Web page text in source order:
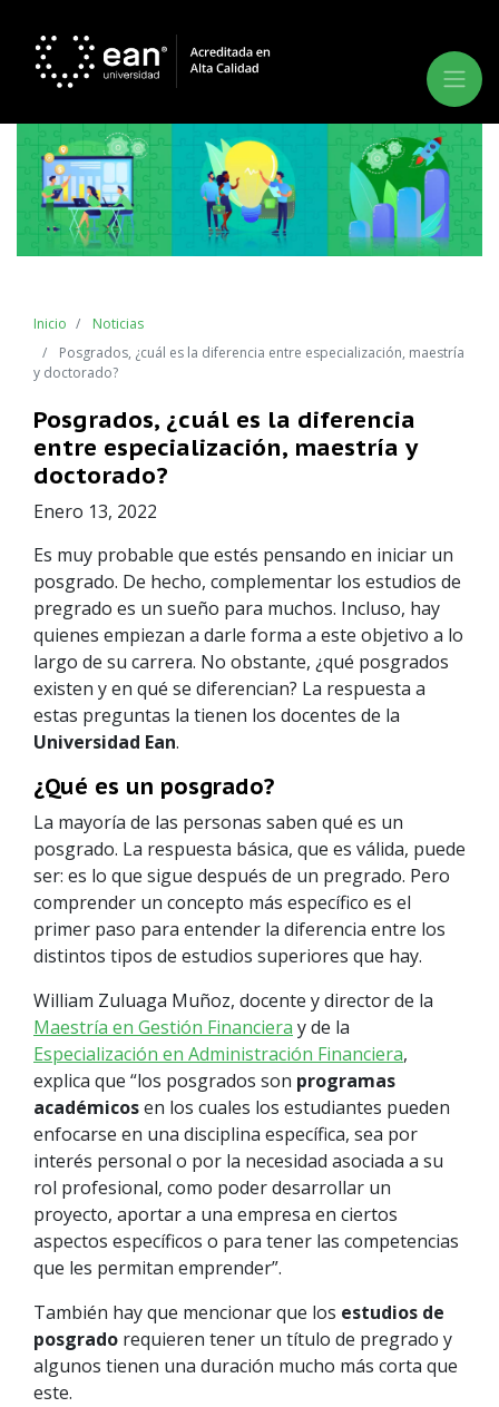
Inicio
Noticias
Posgrados, ¿cuál es la diferencia entre especialización, maestría
y doctorado?
Posgrados, ¿cuál es la diferencia
entre especialización, maestría y
doctorado?
Enero 13, 2022
Es muy probable que estés pensando en iniciar un
posgrado. De hecho, complementar los estudios de
pregrado es un sueño para muchos. Incluso, hay
quienes empiezan a darle forma a este objetivo a lo
largo de su carrera. No obstante, ¿qué posgrados
existen y en qué se diferencian? La respuesta a
estas preguntas la tienen los docentes de la
Universidad Ean.
¿Qué es un posgrado?
La mayoría de las personas saben qué es un
posgrado. La respuesta básica, que es válida, puede
ser: es lo que sigue después de un pregrado. Pero
comprender un concepto más específico es el
primer paso para entender la diferencia entre los
distintos tipos de estudios superiores que hay.
William Zuluaga Muñoz, docente y director de la
Maestría en Gestión Financiera y de la
Especialización en Administración Financiera,
explica que “los posgrados son programas
académicosen los cuales los estudiantes pueden
enfocarse en una disciplina específica, sea por
interés personal o por la necesidad asociada a su
rol profesional, como poder desarrollar un
proyecto, aportar a una empresa en ciertos
aspectos específicos o para tener las competencias
que les permitan emprender”.
También hay que mencionar que los estudios de
posgrado requieren tener un título de pregrado y
algunos tienen una duración mucho más corta que
este.